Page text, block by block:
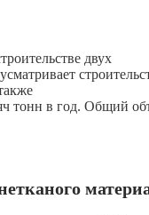
двух
тонн в год. Общий